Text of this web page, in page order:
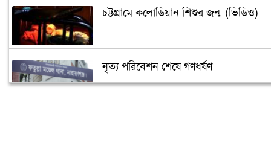
চট্টগ্রামে কলোডিয়ান শিশুর জন্ম (ভিডিও)
নৃত্য পরিবেশন শেষে গণধর্ষণ